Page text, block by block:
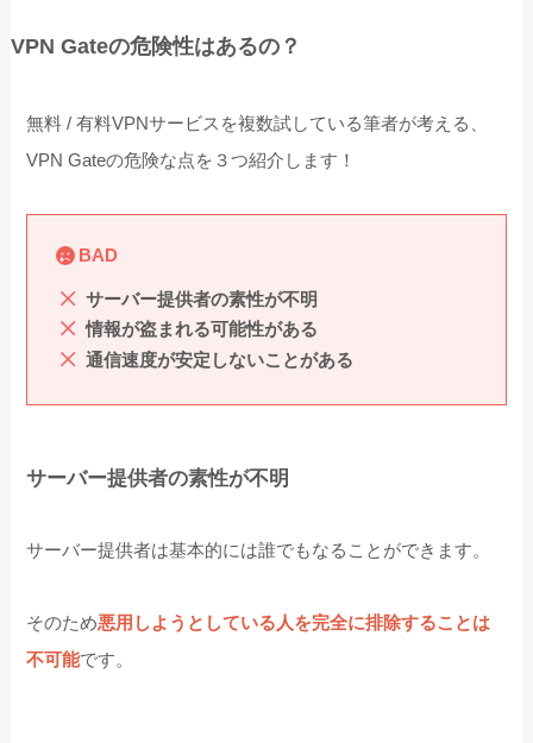
VPN Gateの危険性はあるの？
無料 / 有料VPNサービスを複数試している筆者が考える、
VPN Gateの危険な点を３つ紹介します！
BAD
サーバー提供者の素性が不明
情報が盗まれる可能性がある
通信速度が安定しないことがある
サーバー提供者の素性が不明
サーバー提供者は基本的には誰でもなることができます。
そのため悪用しようとしている人を完全に排除することは
不可能です。